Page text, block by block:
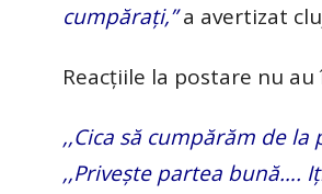
cumpărați,” a avertizat
Reacțiile la postare nu
,,Cica să cumpărăm de
,,Privește partea bună….